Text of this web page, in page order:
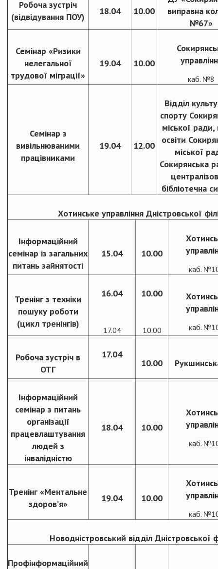
Робоча зустріч
(відвідування ПОУ)
18.04 10.00
виправна
№67»
Семінар «Ризики
нелегальної
трудової міграції»
19.04 10.00
каб. №8
Семінар з
вивільнюваними
працівниками
19.04 12.00
Відділ
спорту
міської ради,
освіти
міської
Сокирянська
бібліотечна
Хотинське управління Дністровської
Інформаційний
семінар із загальних
питань зайнятості
15.04 10.00
каб.
Тренінг з техніки
пошуку роботи
(цикл тренінгів)
16.04
17.04
10.00
10.00 каб.
Робоча зустріч в
ОТГ
17.04
10.00
Інформаційний
семінар з питань
організації
працевлаштування
людей з
інвалідністю
18.04 10.00
каб.
Тренінг «Ментальне
здоров’я»
19.04 10.00
каб.
Новодністровський відділ Дністровської
Профінформаційний